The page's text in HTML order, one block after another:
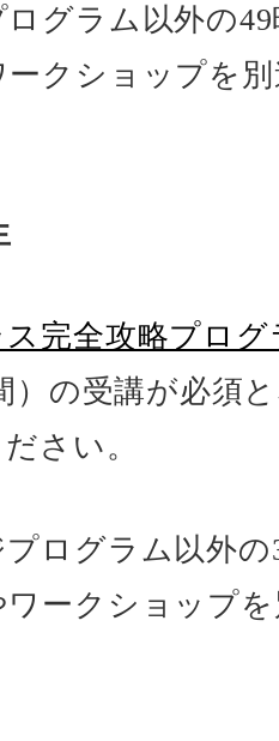
グラム以外の
ークショップを
完全攻略プログ
）の受講が必須
さい。
プログラム以外
ークショップ